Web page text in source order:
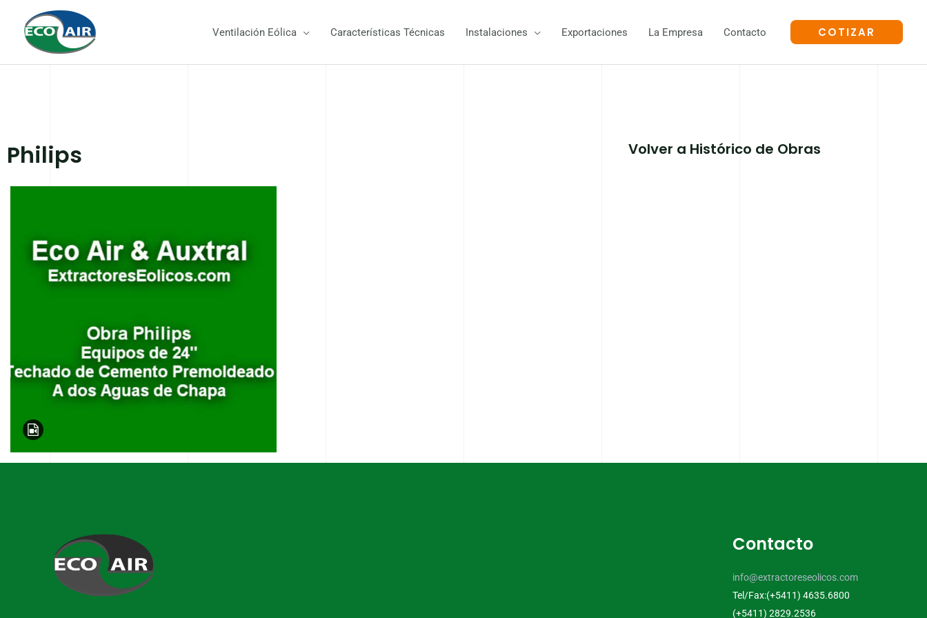
contenido
Ventilación Eólica Características Técnicas Instalaciones Exportaciones La Empresa Contacto COTIZAR
Philips Volver a Histórico de Obras
Contacto
info@extractoreseolicos.com
Tel/Fax:(+5411) 4635.6800
(+5411) 2829.2536